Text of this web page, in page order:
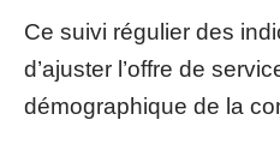
Ce suivi régulier des
d’ajuster l’offre de
démographique de la